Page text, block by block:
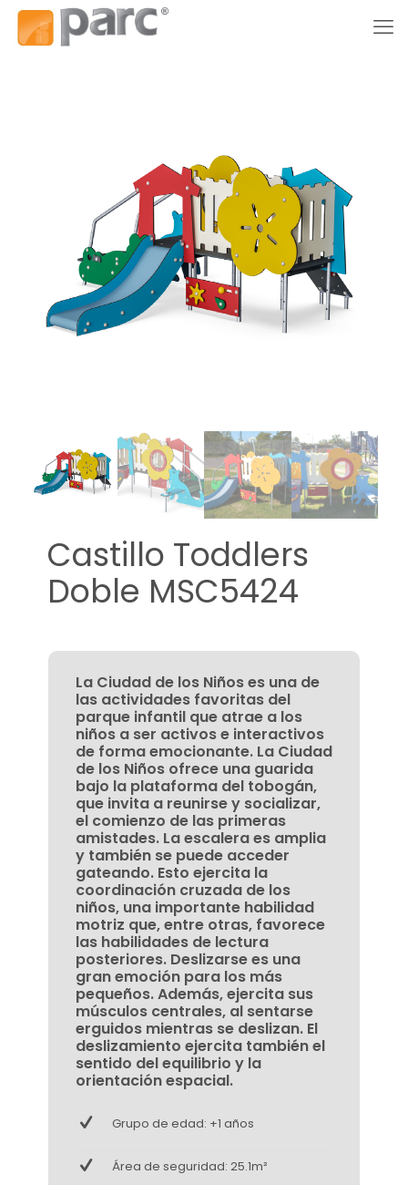
Castillo Toddlers
Doble MSC5424
La Ciudad de los Niños es una de
las actividades favoritas del
parque infantil que atrae a los
niños a ser activos e interactivos
de forma emocionante. La Ciudad
de los Niños ofrece una guarida
bajo la plataforma del tobogán,
que invita a reunirse y socializar,
el comienzo de las primeras
amistades. La escalera es amplia
y también se puede acceder
gateando. Esto ejercita la
coordinación cruzada de los
niños, una importante habilidad
motriz que, entre otras, favorece
las habilidades de lectura
posteriores. Deslizarse es una
gran emoción para los más
pequeños. Además, ejercita sus
músculos centrales, al sentarse
erguidos mientras se deslizan. El
deslizamiento ejercita también el
sentido del equilibrio y la
orientación espacial.
Grupo de edad: +1 años
Área de seguridad: 25.1m²